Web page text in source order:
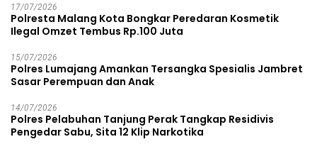
17/07/2026
Polresta Malang Kota Bongkar Peredaran Kosmetik
Ilegal Omzet Tembus Rp.100 Juta
15/07/2026
Polres Lumajang Amankan Tersangka Spesialis Jambret
Sasar Perempuan dan Anak
14/07/2026
Polres Pelabuhan Tanjung Perak Tangkap Residivis
Pengedar Sabu, Sita 12 Klip Narkotika